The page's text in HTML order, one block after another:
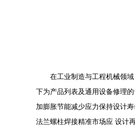
在工业制造与工程机械领
下为产品列表及通用设备修理
加膨胀节能减少应力保持设计
法兰螺柱焊接精准市场应 设计